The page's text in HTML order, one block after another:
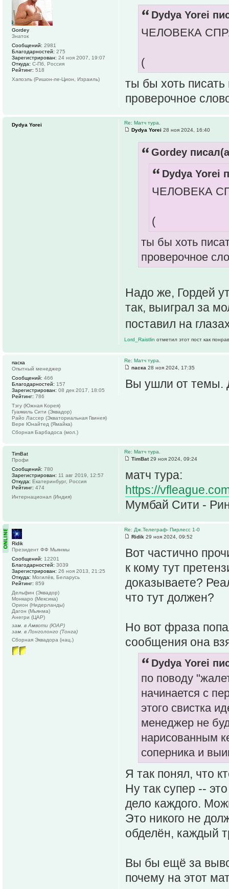
Dydya Yorei
ЧЕЛОВЕКА
(
ты бы хоть писать
проверочное
Gordey
Знаток
Сообщений: 2981
Благодарностей: 275
Зарегистрирован: 24 ноя 2007, 19:07
Откуда: С-Пб, Россия
Рейтинг: 518
Хапоэль (Ришон-ле-Цион, Израиль)
Re: Матч тура.
Dydya Yorei 28 ноя 2024, 16:40
Gordey
Dydya Yorei
ЧЕЛОВЕКА
(
ты бы хоть
проверочное
Надо же, Гордей
так, выиграл за
поставил на
Lord_Raistlin отметил этот пост как
Dydya Yorei
Re: Матч тура.
паска 28 ноя 2024, 17:35
Вы ушли от темы.
паска
Опытный менеджер
Сообщений: 466
Благодарностей: 157
Зарегистрирован: 08 дек 2017, 18:05
Рейтинг: 786
Тэгу (Южная Корея)
Гуаякиль Сити (Эквадор)
Райо Лассер (Экваториальная Гвинея)
Вере Юнайтед (Ямайка)
Сборная Барбадоса (мол.)
Re: Матч тура.
TimBat29 ноя 2024, 09:24
матч тура:
https://
Мумбай Сити -
TimBat
Профи
Сообщений: 780
Зарегистрирован: 11 авг 2019, 12:57
Откуда: Екатеринбург, Россия
Рейтинг: 474
Интернационал (Индия)
Re: Дж.Телеграф- Пирлесс 1-0
Ridik 29 ноя 2024, 09:52
Вот частично
к кому тут
доказываете?
что тут должен?
Но вот фраза
сообщения она
Dydya Yorei
по поводу
начинается с
этого свистка
менеджер не
нарисованным
соперника и
Я так понял, что
Ну так супер --
дело каждого.
Это никого не
обделён, каждый
Вы бы ещё за
почему на этот
Ridik
Президент ФФ Мьянмы
Сообщений: 12201
Благодарностей: 3039
Зарегистрирован: 26 ноя 2013, 21:25
Откуда: Могилёв, Беларусь
Рейтинг: 859
Дельфин (Эквадор)
Монкаро (Мексика)
Орион (Нидерланды)
Дагон (Мьянма)
Анегри (ЦАР)
зам. в Амвоти (ЮАР)
зам. в Лонголонго (Тонга)
Сборная Эквадора (нац.)